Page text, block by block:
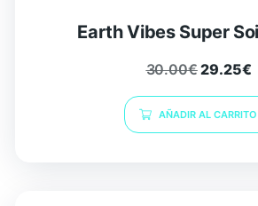
Earth Vibes Super
30.00€29.25€
AÑADIR AL CARRITO